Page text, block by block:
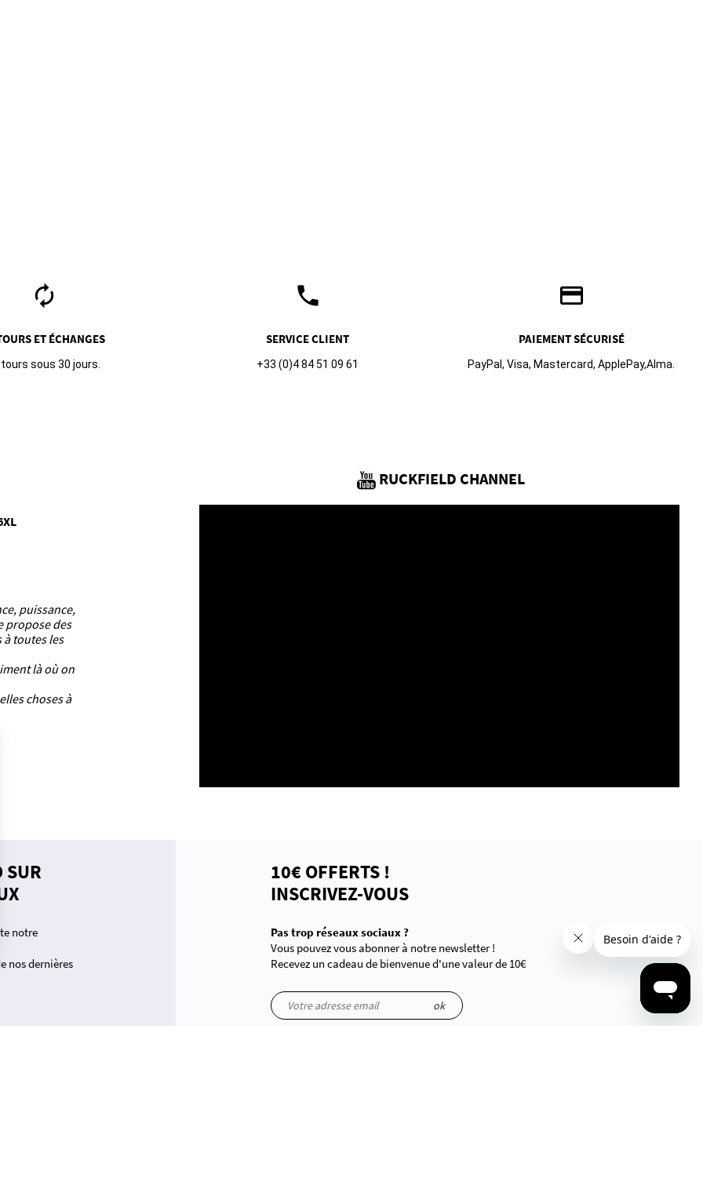
autorenew
ET ÉCHANGES
sous 30 jours.
phone
SERVICE CLIENT
+33 (0)4 84 51 09 61
credit_card
PAIEMENT SÉCURISÉ
PayPal, Visa, Mastercard, ApplePay,Alma.
puissance,
propose des
toutes les
là où on
choses à
RUCKFIELD CHANNEL
SUR
notre
nos dernières
10€ OFFERTS !
INSCRIVEZ-VOUS
Pas trop réseaux sociaux ?
Vous pouvez vous abonner à notre newsletter !
Recevez un cadeau de bienvenue d'une valeur de 10€
ok
avec les réglementations. Personnalisez vos préférences pour contrôler la manière dont vos informations sont manipulées.